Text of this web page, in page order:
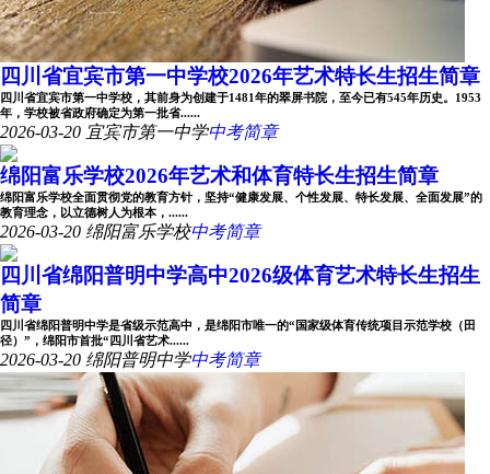
四川省宜宾市第一中学校2026年艺术特长生招生简章
四川省宜宾市第一中学校，其前身为创建于1481年的翠屏书院，至今已有545年历史。1953
年，学校被省政府确定为第一批省......
2026-03-20 宜宾市第一中学中考简章
绵阳富乐学校2026年艺术和体育特长生招生简章
绵阳富乐学校全面贯彻党的教育方针，坚持“健康发展、个性发展、特长发展、全面发展”的
教育理念，以立德树人为根本，......
2026-03-20 绵阳富乐学校中考简章
四川省绵阳普明中学高中2026级体育艺术特长生招生
简章
四川省绵阳普明中学是省级示范高中，是绵阳市唯一的“国家级体育传统项目示范学校（田
径）”，绵阳市首批“四川省艺术......
2026-03-20 绵阳普明中学中考简章